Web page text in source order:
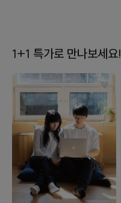
1+1 특가로 만나보세요!